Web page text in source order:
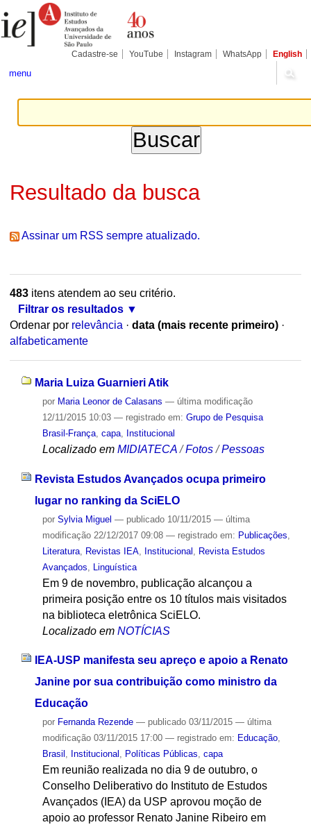
para
conteúdo.
Pessoais
Cadastre-se YouTube Instagram WhatsApp English
menu
Resultado da busca
Assinar um RSS sempre atualizado.
483itens atendem ao seu critério.
Filtrar os resultados
Ordenar por relevância · data (mais recente primeiro) ·
alfabeticamente
Maria Luiza Guarnieri Atik
por Maria Leonor de Calasans — última modificação
12/11/2015 10:03 — registrado em: Grupo de Pesquisa
Brasil-França, capa, Institucional
Localizado em MIDIATECA /Fotos /Pessoas
Revista Estudos Avançados ocupa primeiro
lugar no ranking da SciELO
por Sylvia Miguel — publicado10/11/2015 — última
modificação22/12/2017 09:08 — registrado em: Publicações
Literatura, Revistas IEA, Institucional
Revista Estudos
Avançados
Linguística
Em 9 de novembro, publicação alcançou a
primeira posição entre os 10 títulos mais visitados
na biblioteca eletrônica SciELO.
Localizado em NOTÍCIAS
IEA-USP manifesta seu apreço e apoio a Renato
Janine por sua contribuição como ministro da
Educação
por Fernanda Rezende — publicado03/11/2015 — última
modificação03/11/2015 17:00 — registrado em: Educação,
Brasil , Institucional , Políticas Públicas, capa
Em reunião realizada no dia 9 de outubro, o
Conselho Deliberativo do Instituto de Estudos
Avançados (IEA) da USP aprovou moção de
apoio ao professor Renato Janine Ribeiro em